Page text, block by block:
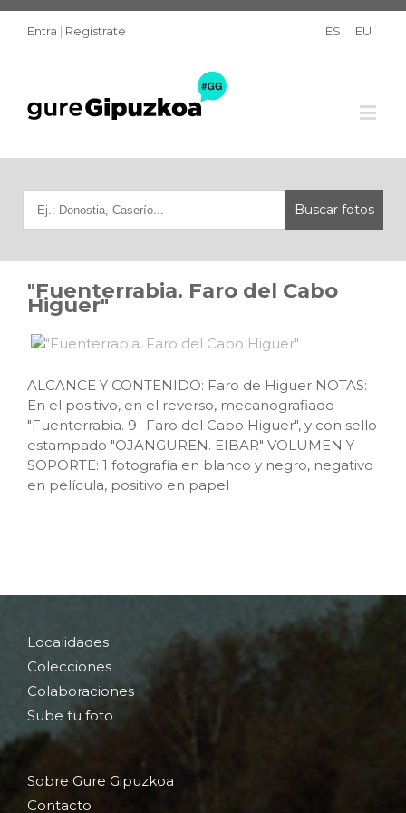
Entra | Regístrate ES EU
"Fuenterrabia. Faro del Cabo
Higuer"
ALCANCE Y CONTENIDO: Faro de Higuer NOTAS:
En el positivo, en el reverso, mecanografiado
"Fuenterrabia. 9- Faro del Cabo Higuer", y con sello
estampado "OJANGUREN. EIBAR" VOLUMEN Y
SOPORTE: 1 fotografía en blanco y negro, negativo
en película, positivo en papel
Localidades
Colecciones
Colaboraciones
Sube tu foto
Sobre Gure Gipuzkoa
Contacto